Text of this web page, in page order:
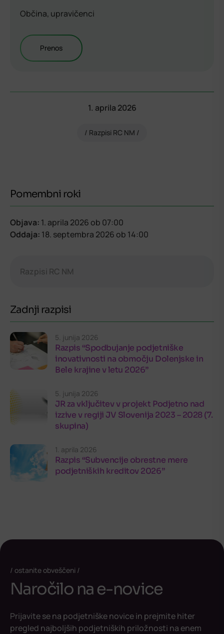
Občina, upravičenci
Prenos
1. aprila 2026
Razpisi RC NM
Pomembni roki
Objava: 1. aprila 2026 ob 07:00
Oddaja: 18. septembra 2026 ob 14:00
Razpisi RC NM
Zadnji razpisi
5. junija 2026
Razpis “Spodbujanje podjetniške
inovativnosti na območju Dolenjske in
Bele krajine v letu 2026”
5. junija 2026
JR za vključitev v projekt Podjetno nad
izzive v regiji JV Slovenija 2023 – 2028 (7.
skupina)
1. aprila 2026
Razpis “Subvencije obrestne mere
podjetniških kreditov 2026”
ostanite obveščeni
Naročilo na e-novice
Prijavite se na podjetniške novice in prejmite hiter
pregled najboljših podjetniških priložnosti na enem